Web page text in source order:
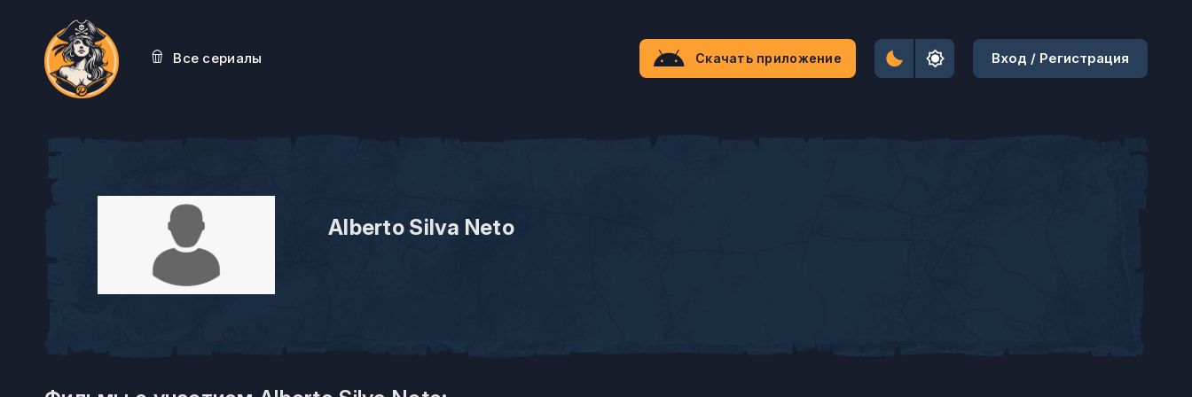
Все сериалы Скачать приложение Вход / Регистрация
Alberto Silva Neto